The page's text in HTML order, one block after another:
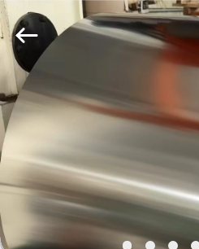
집
제
품
동
supplier.
Copyright
2018
2026
Wuxi
Guanglu
Special
Steel
Co.,
Ltd.
All
Rights
Reserved.